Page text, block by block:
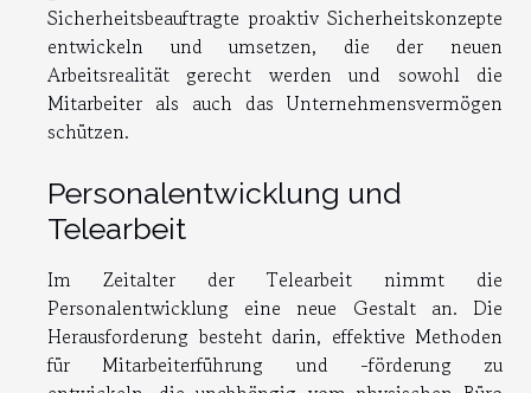
Sicherheitsbeauftragte proaktiv Sicherheitskonzepte
entwickeln und umsetzen, die der neuen
Arbeitsrealität gerecht werden und sowohl die
Mitarbeiter als auch das Unternehmensvermögen
schützen.
Personalentwicklung und
Telearbeit
Im Zeitalter der Telearbeit nimmt die
Personalentwicklung eine neue Gestalt an. Die
Herausforderung besteht darin, effektive Methoden
für Mitarbeiterführung und -förderung zu